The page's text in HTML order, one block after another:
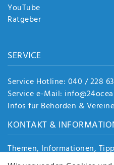
YouTube
Ratgeber
SERVICE
Service Hotline: 040 / 228
Service e-Mail:
Infos für Behörden & Vereine
KONTAKT &
Themen, Informationen,
Jobs